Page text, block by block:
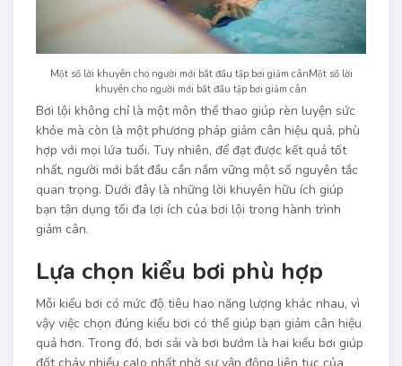
Một số lời khuyên cho người mới bắt đầu tập bơi giảm cânMột số lời
khuyên cho người mới bắt đầu tập bơi giảm cân
Bơi lội không chỉ là một môn thể thao giúp rèn luyện sức
khỏe mà còn là một phương pháp giảm cân hiệu quả, phù
hợp với mọi lứa tuổi. Tuy nhiên, để đạt được kết quả tốt
nhất, người mới bắt đầu cần nắm vững một số nguyên tắc
quan trọng. Dưới đây là những lời khuyên hữu ích giúp
bạn tận dụng tối đa lợi ích của bơi lội trong hành trình
giảm cân.
Lựa chọn kiểu bơi phù hợp
Mỗi kiểu bơi có mức độ tiêu hao năng lượng khác nhau, vì
vậy việc chọn đúng kiểu bơi có thể giúp bạn giảm cân hiệu
quả hơn. Trong đó, bơi sải và bơi bướm là hai kiểu bơi giúp